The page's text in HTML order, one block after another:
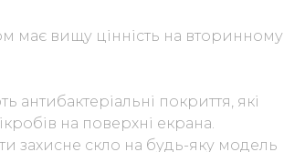
має вищу цінність на вторинному
антибактеріальні покриття, які
на поверхні екрана.
захисне скло на будь-яку модель